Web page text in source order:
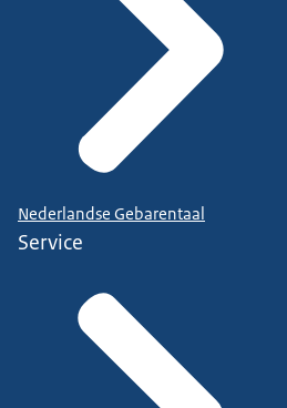
Nederlandse Gebarentaal
Service